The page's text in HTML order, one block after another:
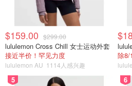
$159.00 $299.00
lululemon Cross Chill 女士运动外套
接近半价！罕见力度
lululemon AU 1114人感兴趣
除8/
5 6